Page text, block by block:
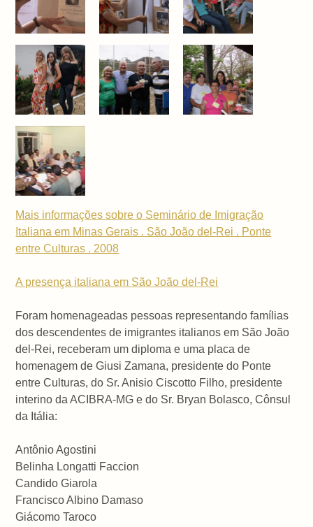
Mais informações sobre o Seminário de Imigração
Italiana em Minas Gerais . São João del-Rei . Ponte
entre Culturas . 2008
A presença italiana em São João del-Rei
Foram homenageadas pessoas representando famílias
dos descendentes de imigrantes italianos em São João
del-Rei, receberam um diploma e uma placa de
homenagem de Giusi Zamana, presidente do Ponte
entre Culturas, do Sr. Anisio Ciscotto Filho, presidente
interino da ACIBRA-MG e do Sr. Bryan Bolasco, Cônsul
da Itália:
Antônio Agostini
Belinha Longatti Faccion
Candido Giarola
Francisco Albino Damaso
Giácomo Taroco